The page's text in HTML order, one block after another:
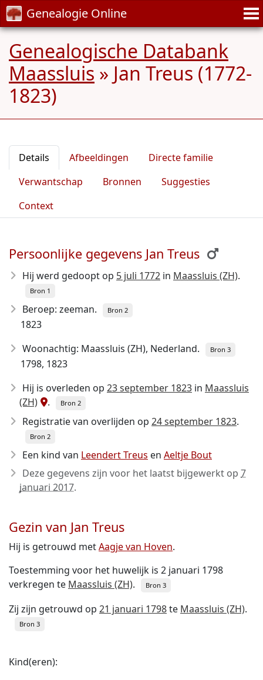
Genealogie Online
Genealogische Databank
Maassluis » Jan Treus (1772-
1823)
Details Afbeeldingen
Directe familie
Verwantschap
Bronnen
Suggesties
Context
Persoonlijke gegevens Jan Treus
Hij werd gedoopt op 5 juli 1772 in Maassluis (ZH).
Bron 1
Beroep: zeeman. Bron 2
1823
Woonachtig: Maassluis (ZH), Nederland.
Bron 3
1798, 1823
Hij is overleden op 23 september 1823 in Maassluis
(ZH)
. Bron 2
Registratie van overlijden op 24 september 1823.
Bron 2
Een kind van Leendert Treus en Aeltje Bout
Deze gegevens zijn voor het laatst bijgewerkt op 7
januari 2017.
Gezin van Jan Treus
Hij is getrouwd metAagje van Hoven.
Toestemming voor het huwelijk is 2 januari 1798
verkregen te Maassluis (ZH). Bron 3
Zij zijn getrouwd op 21 januari 1798te Maassluis (ZH).
Bron 3
Kind(eren):